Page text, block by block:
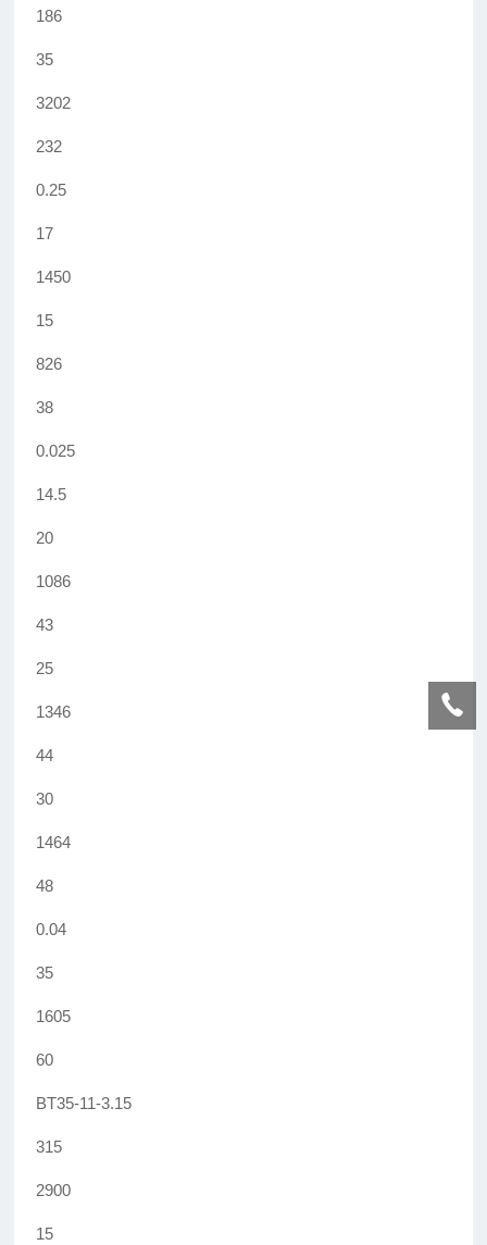
186
35
3202
232
0.25
17
1450
15
826
38
0.025
14.5
20
1086
43
25
1346
44
30
1464
48
0.04
35
1605
60
BT35-11-3.15
315
2900
15